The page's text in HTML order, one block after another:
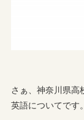
さぁ、神奈川県高
英語についてです。